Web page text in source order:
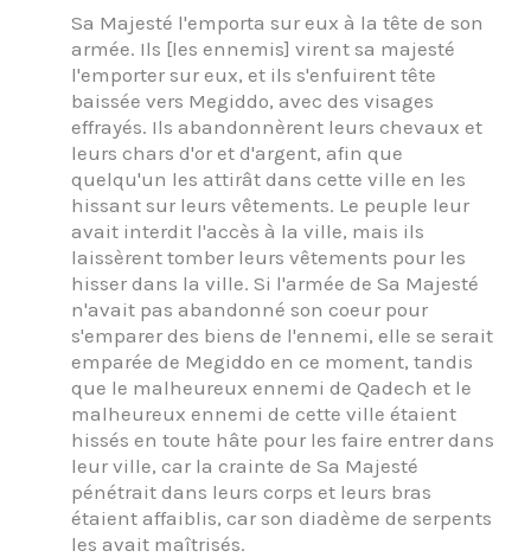
Sa Majesté l'emporta sur eux à la tête de son
armée. Ils [les ennemis] virent sa majesté
l'emporter sur eux, et ils s'enfuirent tête
baissée vers Megiddo, avec des visages
effrayés. Ils abandonnèrent leurs chevaux et
leurs chars d'or et d'argent, afin que
quelqu'un les attirât dans cette ville en les
hissant sur leurs vêtements. Le peuple leur
avait interdit l'accès à la ville, mais ils
laissèrent tomber leurs vêtements pour les
hisser dans la ville. Si l'armée de Sa Majesté
n'avait pas abandonné son coeur pour
s'emparer des biens de l'ennemi, elle se serait
emparée de Megiddo en ce moment, tandis
que le malheureux ennemi de Qadech et le
malheureux ennemi de cette ville étaient
hissés en toute hâte pour les faire entrer dans
leur ville, car la crainte de Sa Majesté
pénétrait dans leurs corps et leurs bras
étaient affaiblis, car son diadème de serpents
les avait maîtrisés.